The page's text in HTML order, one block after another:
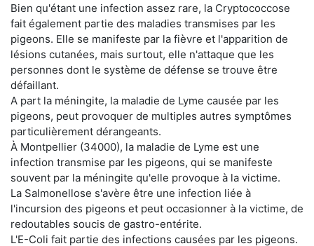
Bien qu'étant une infection assez rare, la Cryptococcose
fait également partie des maladies transmises par les
pigeons. Elle se manifeste par la fièvre et l'apparition de
lésions cutanées, mais surtout, elle n'attaque que les
personnes dont le système de défense se trouve être
défaillant.
A part la méningite, la maladie de Lyme causée par les
pigeons, peut provoquer de multiples autres symptômes
particulièrement dérangeants.
À Montpellier (34000), la maladie de Lyme est une
infection transmise par les pigeons, qui se manifeste
souvent par la méningite qu'elle provoque à la victime.
La Salmonellose s'avère être une infection liée à
l'incursion des pigeons et peut occasionner à la victime, de
redoutables soucis de gastro-entérite.
L'E-Coli fait partie des infections causées par les pigeons.